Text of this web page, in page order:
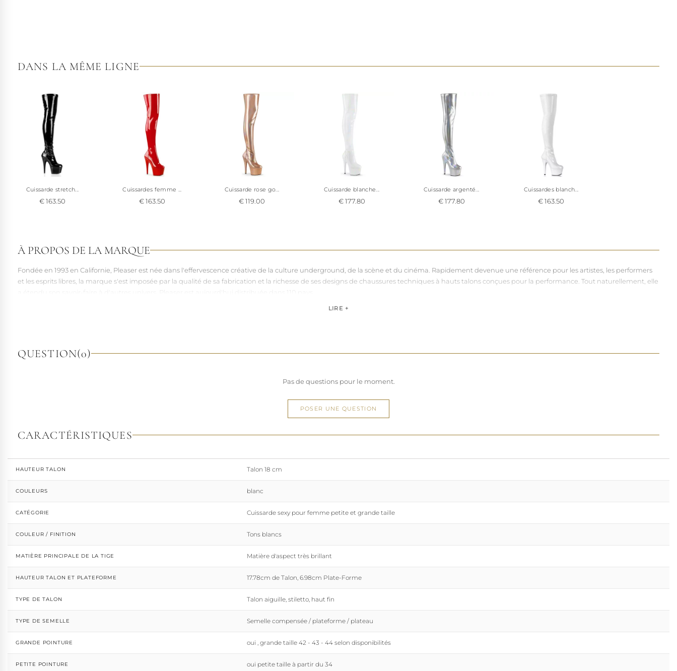
DANS LA MÊME LIGNE
Cuissarde stretch...
€ 163.50
Cuissardes femme ...
€ 163.50
Cuissarde rose go...
€ 119.00
Cuissarde blanche...
€ 177.80
Cuissarde argenté...
€ 177.80
Cuissardes blanch...
€ 163.50
À PROPOS DE LA MARQUE
Fondée en 1993 en Californie, Pleaser est née dans l'effervescence créative de la culture underground, de la scène et du cinéma. Rapidement devenue une référence pour les artistes, les performers
et les esprits libres, la marque s'est imposée par la qualité de sa fabrication et la richesse de ses designs de chaussures techniques à hauts talons conçues pour la performance. Tout naturellement, elle
a étendu son savoir-faire à d'autres univers. Pleaser est aujourd'hui distribuée dans 110 pays.
À l'écart du courant mainstream des grandes franchises de la mode, Pleaser propose des collections ultra féminines et des univers divers et riches, souvent disponibles dans une large gamme de
LIRE +
QUESTION(0)
Pas de questions pour le moment.
POSER UNE QUESTION
CARACTÉRISTIQUES
HAUTEUR TALON Talon 18 cm
COULEURS blanc
CATÉGORIE Cuissarde sexy pour femme petite et grande taille
COULEUR / FINITION Tons blancs
MATIÈRE PRINCIPALE DE LA TIGE Matière d'aspect très brillant
HAUTEUR TALON ET PLATEFORME 17.78cm de Talon, 6.98cm Plate-Forme
TYPE DE TALON Talon aiguille, stiletto, haut fin
TYPE DE SEMELLE Semelle compensée / plateforme / plateau
GRANDE POINTURE oui , grande taille 42 - 43 - 44 selon disponibilités
PETITE POINTURE oui petite taille à partir du 34